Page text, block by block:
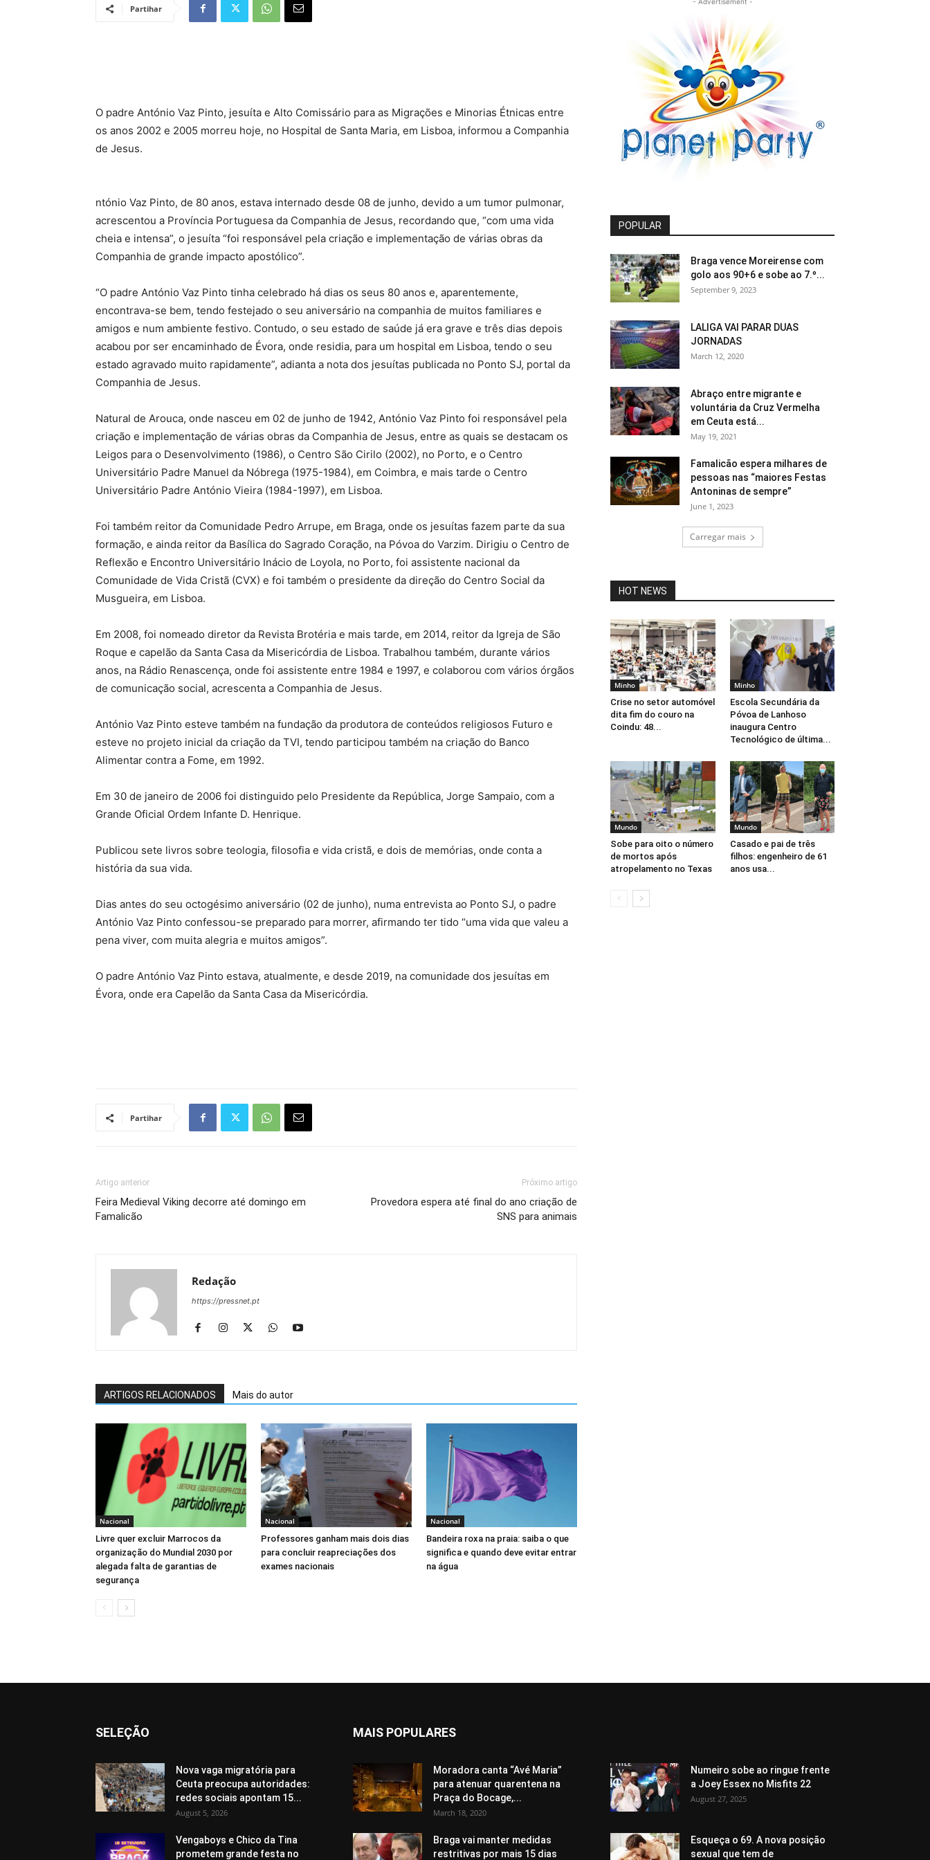
Partihar
O padre António Vaz Pinto, jesuíta e Alto Comissário para as Migrações e Minorias Étnicas entre
os anos 2002 e 2005 morreu hoje, no Hospital de Santa Maria, em Lisboa, informou a Companhia
de Jesus.
ntónio Vaz Pinto, de 80 anos, estava internado desde 08 de junho, devido a um tumor pulmonar,
acrescentou a Província Portuguesa da Companhia de Jesus, recordando que, “com uma vida
cheia e intensa”, o jesuíta “foi responsável pela criação e implementação de várias obras da
Companhia de grande impacto apostólico”.
“O padre António Vaz Pinto tinha celebrado há dias os seus 80 anos e, aparentemente,
encontrava-se bem, tendo festejado o seu aniversário na companhia de muitos familiares e
amigos e num ambiente festivo. Contudo, o seu estado de saúde já era grave e três dias depois
acabou por ser encaminhado de Évora, onde residia, para um hospital em Lisboa, tendo o seu
estado agravado muito rapidamente”, adianta a nota dos jesuítas publicada no Ponto SJ, portal da
Companhia de Jesus.
Natural de Arouca, onde nasceu em 02 de junho de 1942, António Vaz Pinto foi responsável pela
criação e implementação de várias obras da Companhia de Jesus, entre as quais se destacam os
Leigos para o Desenvolvimento (1986), o Centro São Cirilo (2002), no Porto, e o Centro
Universitário Padre Manuel da Nóbrega (1975-1984), em Coimbra, e mais tarde o Centro
Universitário Padre António Vieira (1984-1997), em Lisboa.
Foi também reitor da Comunidade Pedro Arrupe, em Braga, onde os jesuítas fazem parte da sua
formação, e ainda reitor da Basílica do Sagrado Coração, na Póvoa do Varzim. Dirigiu o Centro de
Reflexão e Encontro Universitário Inácio de Loyola, no Porto, foi assistente nacional da
Comunidade de Vida Cristã (CVX) e foi também o presidente da direção do Centro Social da
Musgueira, em Lisboa.
Em 2008, foi nomeado diretor da Revista Brotéria e mais tarde, em 2014, reitor da Igreja de São
Roque e capelão da Santa Casa da Misericórdia de Lisboa. Trabalhou também, durante vários
anos, na Rádio Renascença, onde foi assistente entre 1984 e 1997, e colaborou com vários órgãos
de comunicação social, acrescenta a Companhia de Jesus.
António Vaz Pinto esteve também na fundação da produtora de conteúdos religiosos Futuro e
esteve no projeto inicial da criação da TVI, tendo participou também na criação do Banco
Alimentar contra a Fome, em 1992.
Em 30 de janeiro de 2006 foi distinguido pelo Presidente da República, Jorge Sampaio, com a
Grande Oficial Ordem Infante D. Henrique.
Publicou sete livros sobre teologia, filosofia e vida cristã, e dois de memórias, onde conta a
história da sua vida.
Dias antes do seu octogésimo aniversário (02 de junho), numa entrevista ao Ponto SJ, o padre
António Vaz Pinto confessou-se preparado para morrer, afirmando ter tido “uma vida que valeu a
pena viver, com muita alegria e muitos amigos”.
O padre António Vaz Pinto estava, atualmente, e desde 2019, na comunidade dos jesuítas em
Évora, onde era Capelão da Santa Casa da Misericórdia.
Partihar
Artigo anterior
Feira Medieval Viking decorre até domingo em
Famalicão
Próximo artigo
Provedora espera até final do ano criação de
SNS para animais
Redação
https://pressnet.pt
ARTIGOS RELACIONADOS Mais do autor
Nacional
Livre quer excluir Marrocos da
organização do Mundial 2030 por
alegada falta de garantias de
segurança
Nacional
Professores ganham mais dois dias
para concluir reapreciações dos
exames nacionais
Nacional
Bandeira roxa na praia: saiba o que
significa e quando deve evitar entrar
na água
POPULAR
Braga vence Moreirense com
golo aos 90+6 e sobe ao 7.º...
September 9, 2023
LALIGA VAI PARAR DUAS
JORNADAS
March 12, 2020
Abraço entre migrante e
voluntária da Cruz Vermelha
em Ceuta está...
May 19, 2021
Famalicão espera milhares de
pessoas nas “maiores Festas
Antoninas de sempre”
June 1, 2023
Carregar mais
HOT NEWS
Minho
Crise no setor automóvel
dita fim do couro na
Coindu: 48...
Minho
Escola Secundária da
Póvoa de Lanhoso
inaugura Centro
Tecnológico de última...
Mundo
Sobe para oito o número
de mortos após
atropelamento no Texas
Mundo
Casado e pai de três
filhos: engenheiro de 61
anos usa...
SELEÇÃO
Nova vaga migratória para
Ceuta preocupa autoridades:
redes sociais apontam 15...
August 5, 2026
Vengaboys e Chico da Tina
prometem grande festa no
MAIS POPULARES
Moradora canta “Avé Maria”
para atenuar quarentena na
Praça do Bocage,...
March 18, 2020
Numeiro sobe ao ringue frente
a Joey Essex no Misfits 22
August 27, 2025
Braga vai manter medidas
restritivas por mais 15 dias
Esqueça o 69. A nova posição
sexual que tem de